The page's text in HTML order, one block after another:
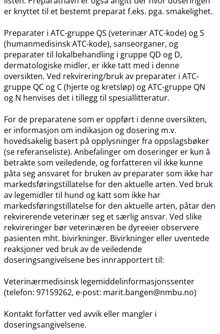
er knyttet til et bestemt preparat f.eks. pga. smakelighet.
Preparater i ATC-gruppe QS (veterinær ATC-kode) og S
(humanmedisinsk ATC-kode), sanseorganer, og
preparater til lokalbehandling i gruppe QD og D,
dermatologiske midler, er ikke tatt med i denne
oversikten. Ved rekvirering​/​bruk av preparater i ATC-
gruppe QC og C (hjerte og kretsløp) og ATC-gruppe QN
og N henvises det i tillegg til spesiallitteratur.
For de preparatene som er oppført i denne oversikten,
er informasjon om indikasjon og dosering m.v.
hovedsakelig basert på opplysninger fra oppslagsbøker
(se referanseliste). Anbefalinger om doseringer er kun å
betrakte som veiledende, og forfatteren vil ikke kunne
påta seg ansvaret for bruken av preparater som ikke har
markedsføringstillatelse for den aktuelle arten. Ved bruk
av legemidler til hund og katt som ikke har
markedsføringstillatelse for den aktuelle arten, påtar den
rekvirerende veterinær seg et særlig ansvar. Ved slike
rekvireringer bør veterinæren be dyreeier observere
pasienten mht. bivirkninger. Bivirkninger eller uventede
reaksjoner ved bruk av de veiledende
doseringsangivelsene bes innrapportert til:
Veterinærmedisinsk legemiddelinformasjonssenter
(telefon: 97159262, e-post: marit.bangen@nmbu.no)
Kontakt forfatter ved avvik eller mangler i
doseringsangivelsene.